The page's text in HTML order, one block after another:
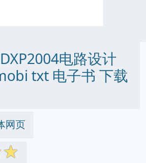
电路设计
txt 电子书 下载
网页
☆